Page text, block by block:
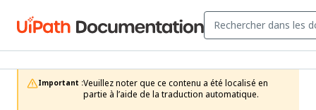
Important :Veuillez noter que ce contenu a été localisé en
partie à l’aide de la traduction automatique.